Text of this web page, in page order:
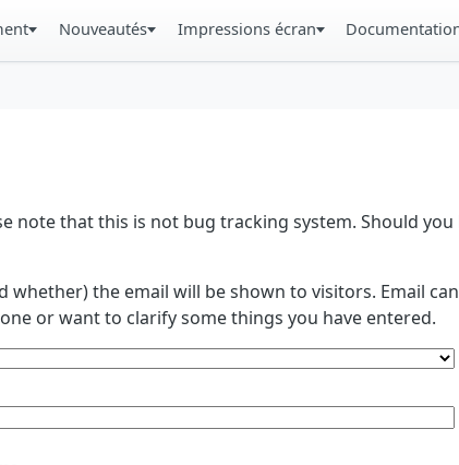
Nouveautés Impressions écran
note that this is not bug tracking system. Should
the email will be shown to visitors. Email
or want to clarify some things you have entered.